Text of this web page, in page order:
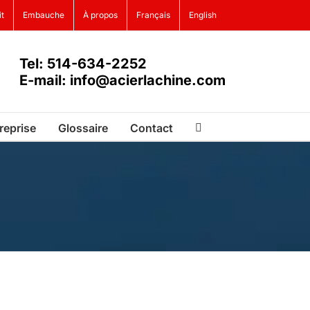
Embauche À propos Français English
Tel: 514-634-2252
E-mail: info@acierlachine.com
Glossaire Contact